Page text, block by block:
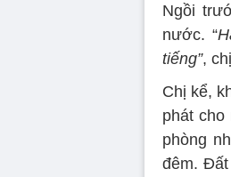
Ngồi
nước. “
tiếng”,
Chị kể,
phát
phòng
đêm.